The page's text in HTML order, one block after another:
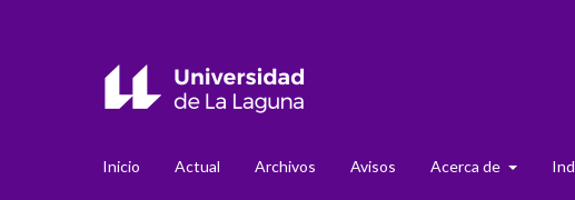
Inicio Actual Archivos Avisos Acerca de